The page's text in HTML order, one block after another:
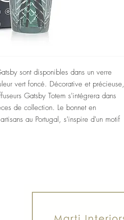
sont disponibles dans un verre
vert foncé. Décorative et précieuse,
Gatsby Totem s'intégrera dans
de collection. Le bonnet en
au Portugal, s'inspire d'un motif